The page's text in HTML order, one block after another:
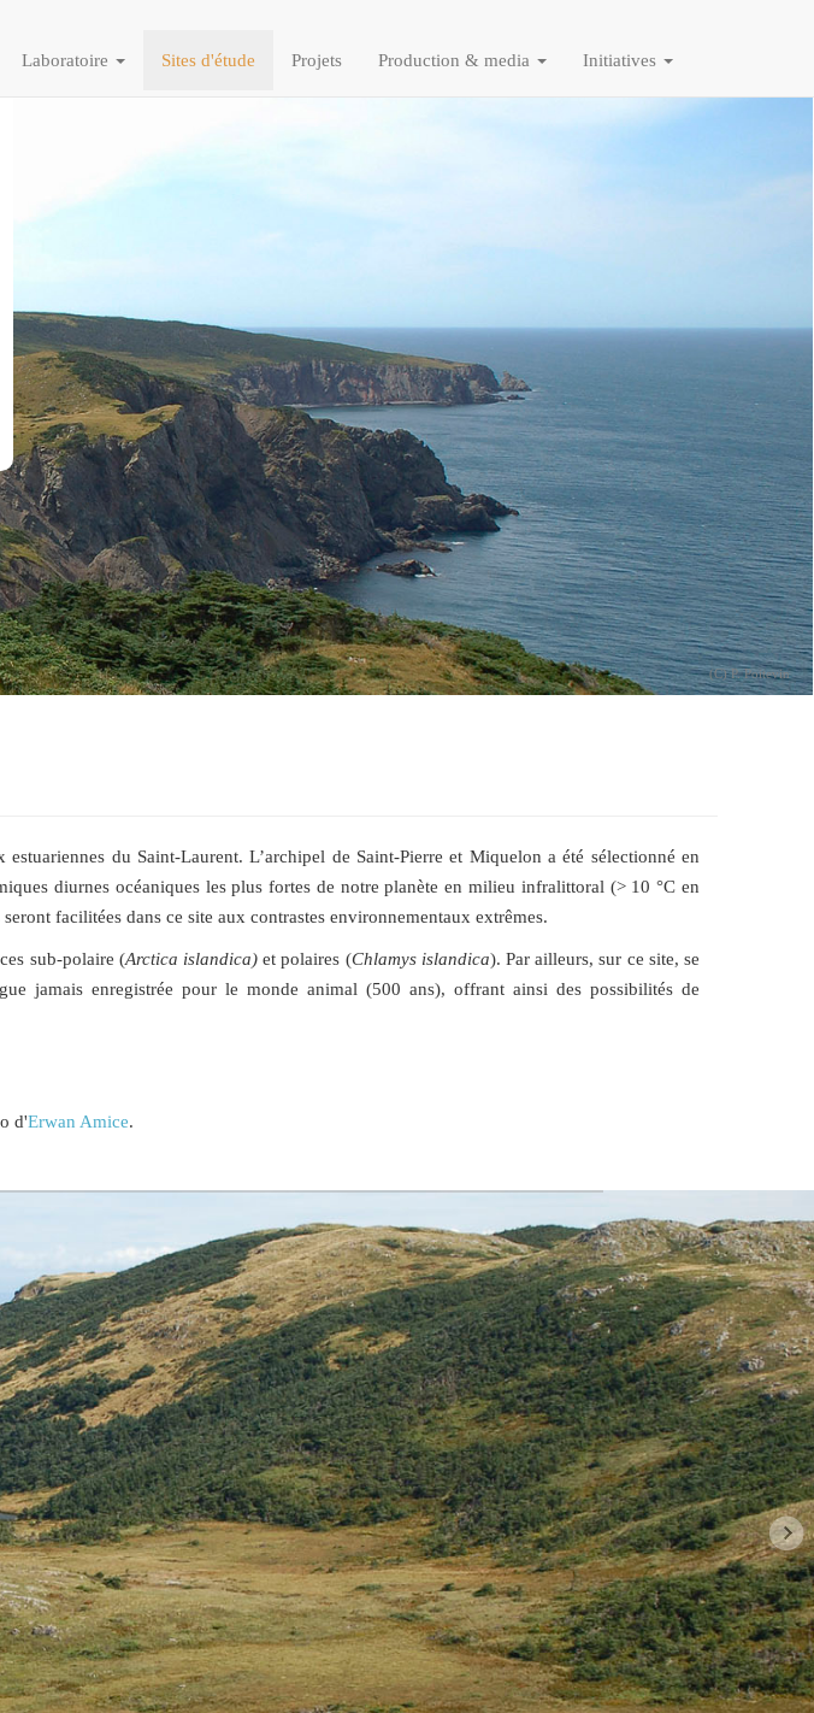
Laboratoire Sites d'étude Projets Production & media Initiatives
P. Poitevin
du Saint-Laurent. L’archipel de Saint-Pierre et Miquelon a été sélectionné en
diurnes océaniques les plus fortes de notre planète en milieu infralittoral (> 10 °C en
facilitées dans ce site aux contrastes environnementaux extrêmes.
sub-polaire (Arctica islandica)et polaires (Chlamys islandica). Par ailleurs, sur ce site, se
jamais enregistrée pour le monde animal (500 ans), offrant ainsi des possibilités de
d'Erwan Amice.